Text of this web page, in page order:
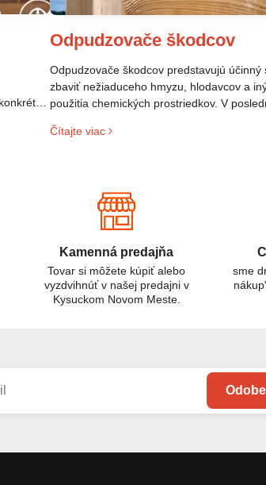
Odpudzovače škodcov
Odpudzovače škodcov predstavujú účinný
zbaviť nežiaduceho hmyzu, hlodavcov a
použitia chemických prostriedkov. V
prostrediu.
Čítajte viac
Kamenná predajňa
Tovar si môžete kúpiť alebo
vyzdvihnúť v našej predajni v
Kysuckom Novom Meste.
sme